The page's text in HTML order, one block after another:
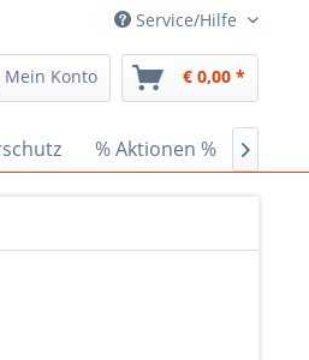
Service/Hilfe
Mein Konto € 0,00 *
% Aktionen % 